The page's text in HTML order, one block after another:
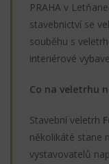
PRAHA v
stavebnictví se
souběhu s
interiérové
Co na veletrhu
Stavební veletrh
několikáté stane
vystavovatelů